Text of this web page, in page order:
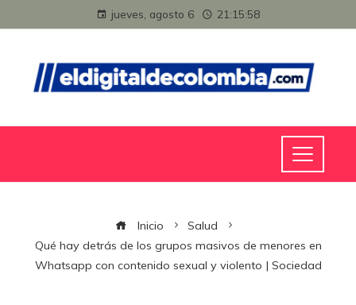
jueves, agosto 6 21:15:58
Inicio
Salud
Qué hay detrás de los grupos masivos de menores en
Whatsapp con contenido sexual y violento | Sociedad